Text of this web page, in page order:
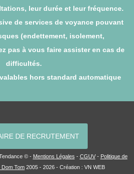
leur durée et leur fréquence.
de services de voyance pouvant
(endettement, isolement,
pas à vous faire assister en cas de
difficultés.
hors standard automatique
DE RECRUTEMENT
© - Mentions Légales - CGUV- Politique de
Dom Tom 2005 - 2026 - Création : VN WEB